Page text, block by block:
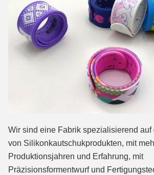
Wir sind eine Fabrik spezialisierend auf
von Silikonkautschukprodukten, mit
Produktionsjahren und Erfahrung, mit
Präzisionsformentwurf und